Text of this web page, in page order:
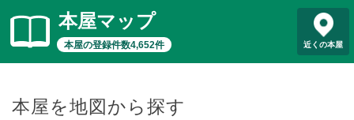
本屋マップ
本屋の登録件数4,652件 近くの本屋
本屋を地図から探す